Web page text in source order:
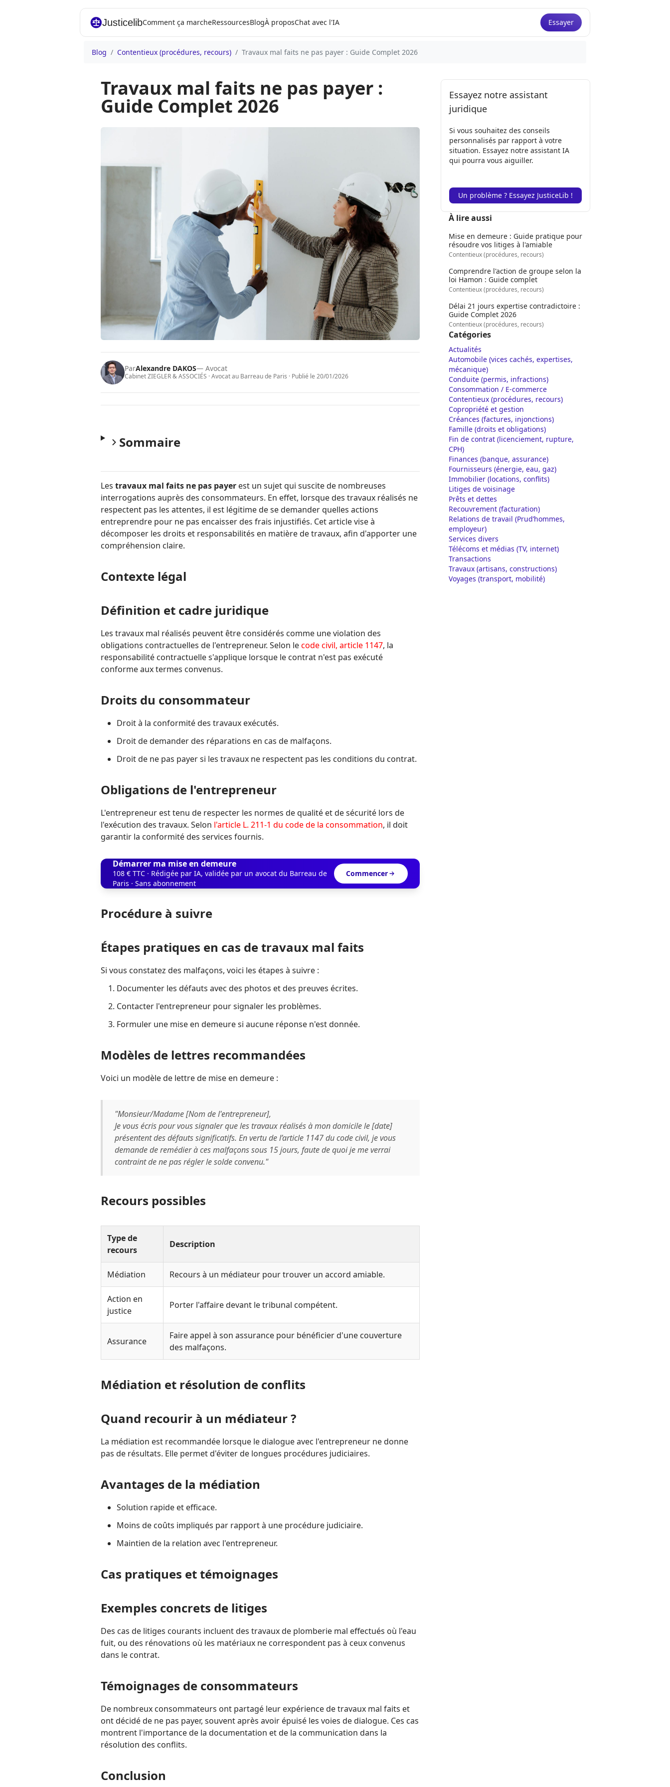
JusticelibComment ça marcheRessourcesBlogÀ proposChat avec l'IA Essayer
Blog Contentieux (procédures, recours) Travaux mal faits ne pas payer : Guide Complet 2026
Travaux mal faits ne pas payer :
Guide Complet 2026
ParAlexandre DAKOS— Avocat
Cabinet ZIEGLER & ASSOCIÉS · Avocat au Barreau de Paris · Publié le 20/01/2026
Sommaire
Les travaux mal faits ne pas payer est un sujet qui suscite de nombreuses
interrogations auprès des consommateurs. En effet, lorsque des travaux réalisés ne
respectent pas les attentes, il est légitime de se demander quelles actions
entreprendre pour ne pas encaisser des frais injustifiés. Cet article vise à
décomposer les droits et responsabilités en matière de travaux, afin d'apporter une
compréhension claire.
Contexte légal
Définition et cadre juridique
Les travaux mal réalisés peuvent être considérés comme une violation des
obligations contractuelles de l'entrepreneur. Selon lecode civil, article 1147, la
responsabilité contractuelle s'applique lorsque le contrat n'est pas exécuté
conforme aux termes convenus.
Droits du consommateur
Droit à la conformité des travaux exécutés.
Droit de demander des réparations en cas de malfaçons.
Droit de ne pas payer si les travaux ne respectent pas les conditions du contrat.
Obligations de l'entrepreneur
L'entrepreneur est tenu de respecter les normes de qualité et de sécurité lors de
l'exécution des travaux. Selon l'article L. 211-1 du code de la consommation, il doit
garantir la conformité des services fournis.
Démarrer ma mise en demeure
108 € TTC · Rédigée par IA, validée par un avocat du Barreau de
Paris · Sans abonnement
Commencer
Procédure à suivre
Étapes pratiques en cas de travaux mal faits
Si vous constatez des malfaçons, voici les étapes à suivre :
Documenter les défauts avec des photos et des preuves écrites.
Contacter l'entrepreneur pour signaler les problèmes.
Formuler une mise en demeure si aucune réponse n'est donnée.
Modèles de lettres recommandées
Voici un modèle de lettre de mise en demeure :
"Monsieur/Madame [Nom de l'entrepreneur],
Je vous écris pour vous signaler que les travaux réalisés à mon domicile le [date]
présentent des défauts significatifs. En vertu de l’article 1147 du code civil, je vous
demande de remédier à ces malfaçons sous 15 jours, faute de quoi je me verrai
contraint de ne pas régler le solde convenu."
Recours possibles
Type de
recours
Description
Médiation Recours à un médiateur pour trouver un accord amiable.
Action en
justice
Porter l'affaire devant le tribunal compétent.
Assurance
Faire appel à son assurance pour bénéficier d'une couverture
des malfaçons.
Médiation et résolution de conflits
Quand recourir à un médiateur ?
La médiation est recommandée lorsque le dialogue avec l'entrepreneur ne donne
pas de résultats. Elle permet d'éviter de longues procédures judiciaires.
Avantages de la médiation
Solution rapide et efficace.
Moins de coûts impliqués par rapport à une procédure judiciaire.
Maintien de la relation avec l'entrepreneur.
Cas pratiques et témoignages
Exemples concrets de litiges
Des cas de litiges courants incluent des travaux de plomberie mal effectués où l'eau
fuit, ou des rénovations où les matériaux ne correspondent pas à ceux convenus
dans le contrat.
Témoignages de consommateurs
De nombreux consommateurs ont partagé leur expérience de travaux mal faits et
ont décidé de ne pas payer, souvent après avoir épuisé les voies de dialogue. Ces cas
montrent l'importance de la documentation et de la communication dans la
résolution des conflits.
Conclusion
Essayez notre assistant
juridique
Si vous souhaitez des conseils
personnalisés par rapport à votre
situation. Essayez notre assistant IA
qui pourra vous aiguiller.
Un problème ? Essayez JusticeLib !
À lire aussi
Mise en demeure : Guide pratique pour
résoudre vos litiges à l'amiable
Contentieux (procédures, recours)
Comprendre l'action de groupe selon la
loi Hamon : Guide complet
Contentieux (procédures, recours)
Délai 21 jours expertise contradictoire :
Guide Complet 2026
Contentieux (procédures, recours)
Catégories
Actualités
Automobile (vices cachés, expertises,
mécanique)
Conduite (permis, infractions)
Consommation / E-commerce
Contentieux (procédures, recours)
Copropriété et gestion
Créances (factures, injonctions)
Famille (droits et obligations)
Fin de contrat (licenciement, rupture,
CPH)
Finances (banque, assurance)
Fournisseurs (énergie, eau, gaz)
Immobilier (locations, conflits)
Litiges de voisinage
Prêts et dettes
Recouvrement (facturation)
Relations de travail (Prud’hommes,
employeur)
Services divers
Télécoms et médias (TV, internet)
Transactions
Travaux (artisans, constructions)
Voyages (transport, mobilité)